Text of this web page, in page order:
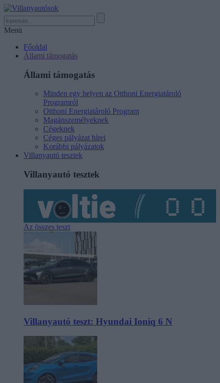
Menü
Főoldal
Állami támogatás
Állami támogatás
Minden egy helyen az Otthoni Energiatároló
Programról
Otthoni Energiatároló Program
Magánszemélyeknek
Cégeknek
Céges pályázat hírei
Korábbi pályázatok
Villanyautó tesztek
Villanyautó tesztek
Az összes teszt
Villanyautó teszt: Hyundai Ioniq 6 N